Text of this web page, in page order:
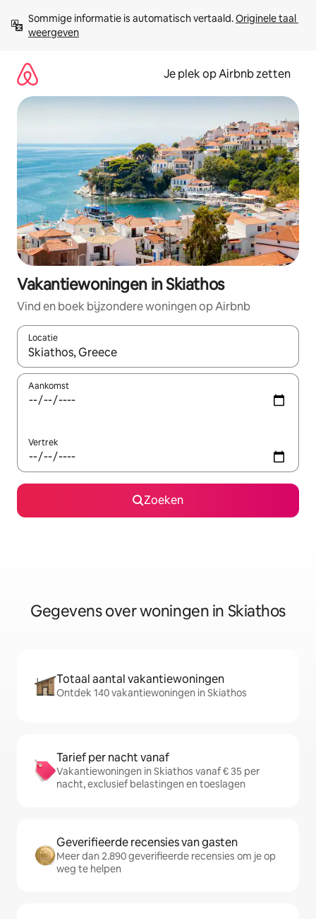
direct
naar
Sommige informatie is automatisch vertaald. Originele taal
weergeven
Je plek op Airbnb zetten
Vakantiewoningen in Skiathos
Vind en boek bijzondere woningen op Airbnb
Locatie
Wanneer er resultaten beschikbaar zijn, maak je een keuze
Aankomst
Vertrek
Zoeken
Gegevens over woningen in Skiathos
Totaal aantal vakantiewoningen
Ontdek 140 vakantiewoningen in Skiathos
Tarief per nacht vanaf
Vakantiewoningen in Skiathos vanaf € 35 per
nacht, exclusief belastingen en toeslagen
Geverifieerde recensies van gasten
Meer dan 2.890 geverifieerde recensies om je op
weg te helpen